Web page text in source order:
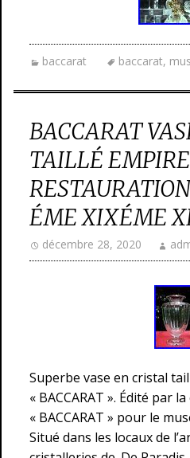
baccarat baccarat,
BACCARAT
TAILLÉ EMPIRE
ÉME XIXÉME
décembre 28, 2020
Superbe vase en cristal
« BACCARAT ». Édité par
« BACCARAT » pour le
Situé dans les locaux de